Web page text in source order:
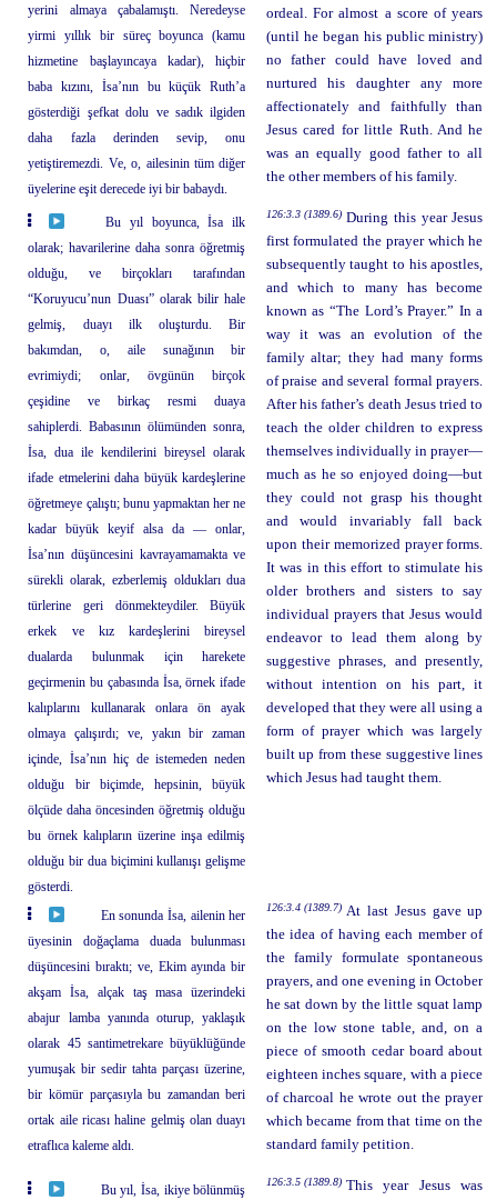
yerini almaya çabalamıştı. Neredeyse
yirmi yıllık bir süreç boyunca (kamu
hizmetine başlayıncaya kadar), hiçbir
baba kızını, İsa’nın bu küçük Ruth’a
gösterdiği şefkat dolu ve sadık ilgiden
daha fazla derinden sevip, onu
yetiştiremezdi. Ve, o, ailesinin tüm diğer
üyelerine eşit derecede iyi bir babaydı.
ordeal. For almost a score of years
(until he began his public ministry)
no father could have loved and
nurtured his daughter any more
affectionately and faithfully than
Jesus cared for little Ruth. And he
was an equally good father to all
the other members of his family.
Bu yıl boyunca, İsa ilk
olarak; havarilerine daha sonra öğretmiş
olduğu, ve birçokları tarafından
“Koruyucu’nun Duası” olarak bilir hale
gelmiş, duayı ilk oluşturdu. Bir
bakımdan, o, aile sunağının bir
evrimiydi; onlar, övgünün birçok
çeşidine ve birkaç resmi duaya
sahiplerdi. Babasının ölümünden sonra,
İsa, dua ile kendilerini bireysel olarak
ifade etmelerini daha büyük kardeşlerine
öğretmeye çalıştı; bunu yapmaktan her ne
kadar büyük keyif alsa da — onlar,
İsa’nın düşüncesini kavrayamamakta ve
sürekli olarak, ezberlemiş oldukları dua
türlerine geri dönmekteydiler. Büyük
erkek ve kız kardeşlerini bireysel
dualarda bulunmak için harekete
geçirmenin bu çabasında İsa, örnek ifade
kalıplarını kullanarak onlara ön ayak
olmaya çalışırdı; ve, yakın bir zaman
içinde, İsa’nın hiç de istemeden neden
olduğu bir biçimde, hepsinin, büyük
ölçüde daha öncesinden öğretmiş olduğu
bu örnek kalıpların üzerine inşa edilmiş
olduğu bir dua biçimini kullanışı gelişme
gösterdi.
126:3.3 (1389.6) During this year Jesus
first formulated the prayer which he
subsequently taught to his apostles,
and which to many has become
known as “The Lord’s Prayer.” In a
way it was an evolution of the
family altar; they had many forms
of praise and several formal prayers.
After his father’s death Jesus tried to
teach the older children to express
themselves individually in prayer—
much as he so enjoyed doing—but
they could not grasp his thought
and would invariably fall back
upon their memorized prayer forms.
It was in this effort to stimulate his
older brothers and sisters to say
individual prayers that Jesus would
endeavor to lead them along by
suggestive phrases, and presently,
without intention on his part, it
developed that they were all using a
form of prayer which was largely
built up from these suggestive lines
which Jesus had taught them.
En sonunda İsa, ailenin her
üyesinin doğaçlama duada bulunması
düşüncesini bıraktı; ve, Ekim ayında bir
akşam İsa, alçak taş masa üzerindeki
abajur lamba yanında oturup, yaklaşık
olarak 45 santimetrekare büyüklüğünde
yumuşak bir sedir tahta parçası üzerine,
bir kömür parçasıyla bu zamandan beri
ortak aile ricası haline gelmiş olan duayı
etraflıca kaleme aldı.
126:3.4 (1389.7) At last Jesus gave up
the idea of having each member of
the family formulate spontaneous
prayers, and one evening in October
he sat down by the little squat lamp
on the low stone table, and, on a
piece of smooth cedar board about
eighteen inches square, with a piece
of charcoal he wrote out the prayer
which became from that time on the
standard family petition.
Bu yıl, İsa, ikiye bölünmüş
126:3.5 (1389.8) This year Jesus was